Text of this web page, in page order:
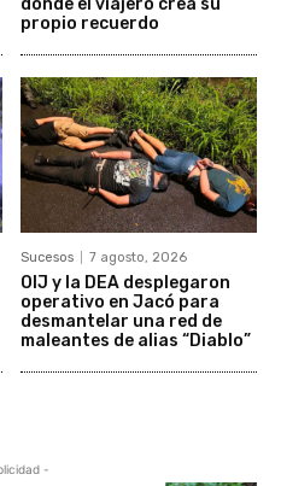
propio recuerdo
Sucesos 7 agosto, 2026
OIJ y la DEA desplegaron
operativo en Jacó para
desmantelar una red de
maleantes de alias “Diablo”
-